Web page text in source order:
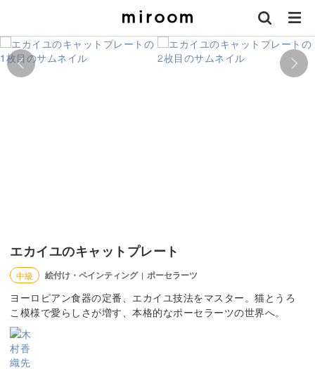
エカイユのキャットプレート
中級 絵付け・ペインティング | ポーセラーツ
ヨーロピアン食器の定番、エカイユ技法をマスター。猫とうろ
こ模様で愛らしさが増す、本格的なポーセラーツの世界へ。